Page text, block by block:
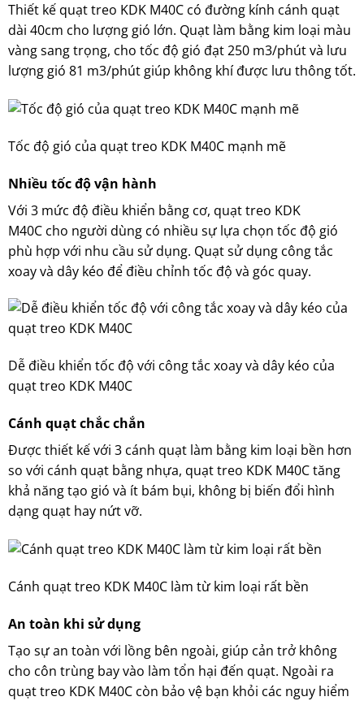
Thiết kế quạt treo KDKM40C có đường kính cánh quạt
dài 40cm cho lượng gió lớn. Quạt làm bằng kim loại màu
vàng sang trọng, cho tốc độ gió đạt 250 m3/phút và lưu
lượng gió 81 m3/phút giúp không khí được lưu thông tốt.
Tốc độ gió của quạt treo KDK M40C mạnh mẽ
Nhiều tốc độ vận hành
Với 3 mức độ điều khiển bằng cơ, quạt treo KDK
M40C cho người dùng có nhiều sự lựa chọn tốc độ gió
phù hợp với nhu cầu sử dụng. Quạt sử dụng công tắc
xoay và dây kéo để điều chỉnh tốc độ và góc quay.
Dễ điều khiển tốc độ với công tắc xoay và dây kéo của
quạt treo KDK M40C
Cánh quạt chắc chắn
Được thiết kế với 3 cánh quạt làm bằng kim loại bền hơn
so với cánh quạt bằng nhựa, quạt treo KDK M40C tăng
khả năng tạo gió và ít bám bụi, không bị biến đổi hình
dạng quạt hay nứt vỡ.
Cánh quạt treo KDK M40C làm từ kim loại rất bền
An toàn khi sử dụng
Tạo sự an toàn với lồng bên ngoài, giúp cản trở không
cho côn trùng bay vào làm tổn hại đến quạt. Ngoài ra
quạt treo KDK M40C còn bảo vệ bạn khỏi các nguy hiểm